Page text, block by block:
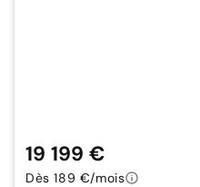
19 199 €
Dès 189 €/mois